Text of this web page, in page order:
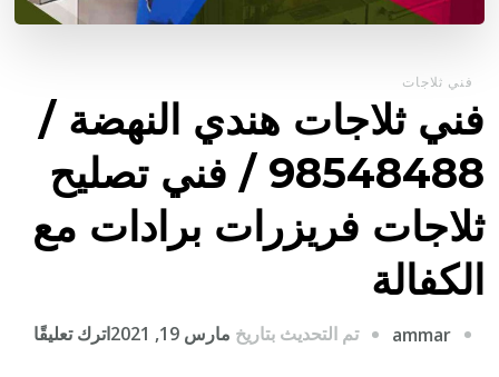
فني ثلاجات
فني ثلاجات هندي النهضة /
98548488 / فني تصليح
ثلاجات فريزرات برادات مع
الكفالة
ammar تم التحديث بتاريخ مارس 19, 2021 اترك تعليقًا